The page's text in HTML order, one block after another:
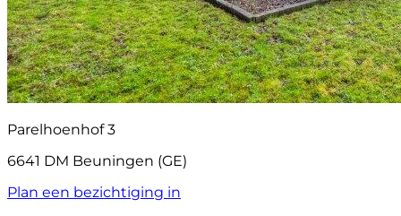
Parelhoenhof 3
6641 DM Beuningen (GE)
Plan een bezichtiging in